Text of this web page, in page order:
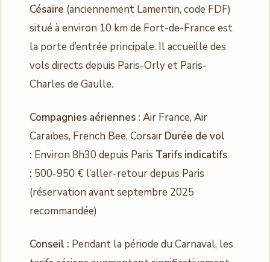
Césaire (anciennement Lamentin, code FDF)
situé à environ 10 km de Fort-de-France est
la porte d’entrée principale. Il accueille des
vols directs depuis Paris-Orly et Paris-
Charles de Gaulle.
Compagnies aériennes : Air France, Air
Caraïbes, French Bee, Corsair Durée de vol
: Environ 8h30 depuis Paris Tarifs indicatifs
: 500-950 € l’aller-retour depuis Paris
(réservation avant septembre 2025
recommandée)
Conseil : Pendant la période du Carnaval, les